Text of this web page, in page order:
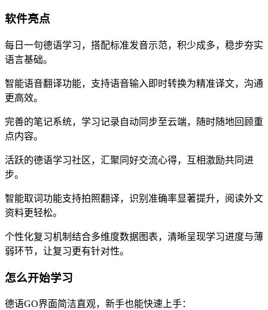
软件亮点
每日一句德语学习，搭配标准发音示范，积少成多，稳步夯实
语言基础。
智能语音翻译功能，支持语音输入即时转换为精准译文，沟通
更高效。
完善的笔记系统，学习记录自动同步至云端，随时随地回顾重
点内容。
活跃的德语学习社区，汇聚同好交流心得，互相激励共同进
步。
智能取词功能支持拍照翻译，识别准确率显著提升，阅读外文
资料更轻松。
个性化复习机制结合多维度数据图表，清晰呈现学习进度与薄
弱环节，让复习更有针对性。
怎么开始学习
德语GO界面简洁直观，新手也能快速上手：